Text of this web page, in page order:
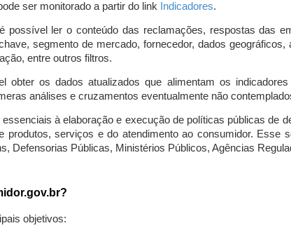
ser monitorado a partir do link
Indicadores.
possível ler o conteúdo das reclamações, respostas das
segmento de mercado, fornecedor, dados
entre outros filtros.
obter os dados atualizados que alimentam os
análises e cruzamentos eventualmente não
à elaboração e execução de políticas públicas de
produtos, serviços e do atendimento ao consumidor. Esse
Defensorias Públicas, Ministérios Públicos, Agências
objetivos: